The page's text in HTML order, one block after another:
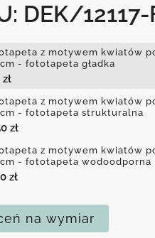
DEK/12117-
z motywem kwiatów
- fototapeta gładka
zł
z motywem kwiatów
- fototapeta strukturalna
zł
z motywem kwiatów
- fototapeta wodoodporna
zł
na wymiar